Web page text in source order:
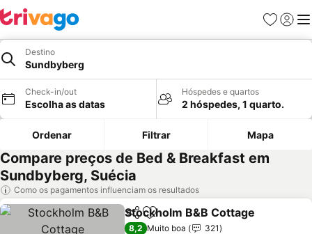
Favoritos
Iniciar
Destino
Sundbyberg
Check-in/out
Escolha as datas
Hóspedes e quartos
2 hóspedes, 1 quarto.
Ordenar Filtrar Mapa
Compare preços de Bed & Breakfast em
Sundbyberg, Suécia
Como os pagamentos influenciam os resultados
PartilharAdicionar aos favoritos
Stockholm B&B Cottage
8,2 Muito boa
321